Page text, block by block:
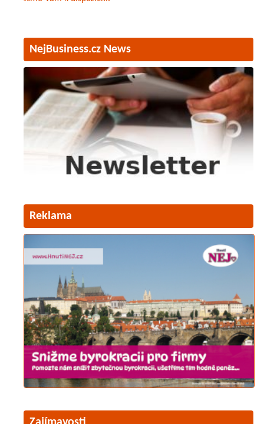
NejBusiness.cz News
Reklama